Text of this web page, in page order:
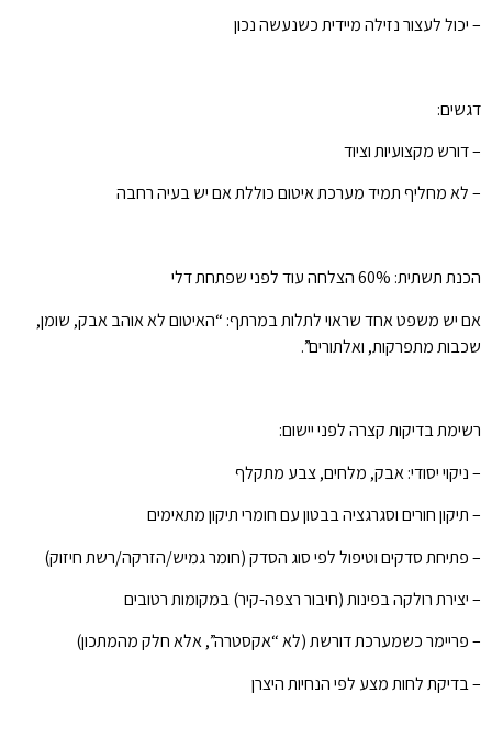
– יכול לעצור נזילה מיידית כשנעשה נכון
דגשים:
– דורש מקצועיות וציוד
– לא מחליף תמיד מערכת איטום כוללת אם יש בעיה רחבה
הכנת תשתית: 60% הצלחה עוד לפני שפתחת דלי
אם יש משפט אחד שראוי לתלות במרתף: “האיטום לא אוהב אבק, שומן,
שכבות מתפרקות, ואלתורים”.
רשימת בדיקות קצרה לפני יישום:
– ניקוי יסודי: אבק, מלחים, צבע מתקלף
– תיקון חורים וסגרגציה בבטון עם חומרי תיקון מתאימים
– פתיחת סדקים וטיפול לפי סוג הסדק (חומר גמיש/הזרקה/רשת חיזוק)
– יצירת רולקה בפינות (חיבור רצפה-קיר) במקומות רטובים
– פריימר כשמערכת דורשת (לא “אקסטרה”, אלא חלק מהמתכון)
– בדיקת לחות מצע לפי הנחיות היצרן